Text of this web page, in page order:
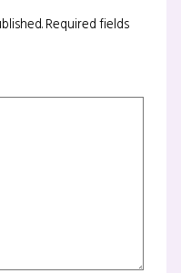
Required fields